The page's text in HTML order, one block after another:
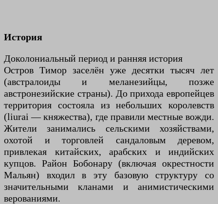
История
Доколониальный период и ранняя история
Остров Тимор заселён уже десятки тысяч лет
(австралоиды и меланезийцы, позже
австронезийские страны). До прихода европейцев
территория состояла из небольших королевств
(liurai — княжества), где правили местные вожди.
Жители занимались сельскими хозяйствами,
охотой и торговлей сандаловым деревом,
привлекая китайских, арабских и индийских
купцов. Район Бобонару (включая окрестности
Мальян) входил в эту базовую структуру со
значительными кланами и анимистическими
верованиями.